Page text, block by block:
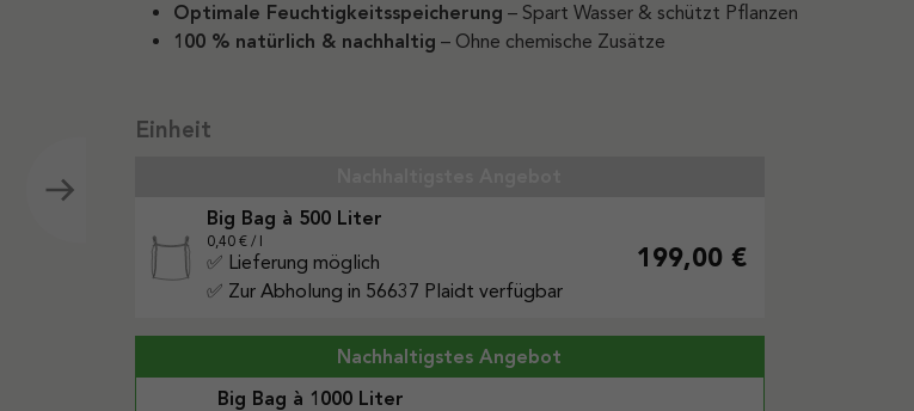
Optimale Feuchtigkeitsspeicherung – Spart Wasser & schützt Pflanzen
100 % natürlich & nachhaltig – Ohne chemische Zusätze
Einheit
Big Bag à 500 Liter
0,40 € / l
✅ Lieferung möglich
✅ Zur Abholung in 56637 Plaidt verfügbar
199,00 €
Nachhaltigstes Angebot
Big Bag à 1000 Liter